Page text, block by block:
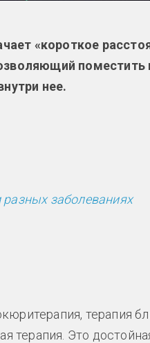
«короткое
поместить
нее.
заболеваниях
терапия
терапия. Это